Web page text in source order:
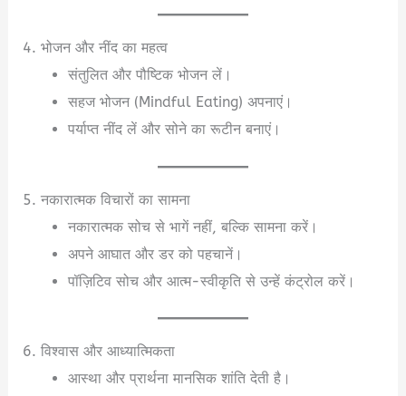
4. भोजन और नींद का महत्व
संतुलित और पौष्टिक भोजन लें।
सहज भोजन (Mindful Eating) अपनाएं।
पर्याप्त नींद लें और सोने का रूटीन बनाएं।
5. नकारात्मक विचारों का सामना
नकारात्मक सोच से भागें नहीं, बल्कि सामना करें।
अपने आघात और डर को पहचानें।
पॉज़िटिव सोच और आत्म-स्वीकृति से उन्हें कंट्रोल करें।
6. विश्वास और आध्यात्मिकता
आस्था और प्रार्थना मानसिक शांति देती है।